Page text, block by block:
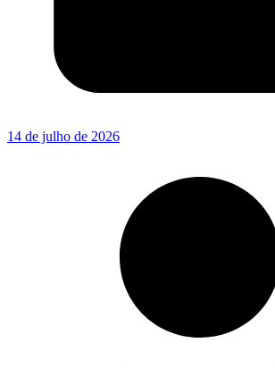
14 de julho de 2026